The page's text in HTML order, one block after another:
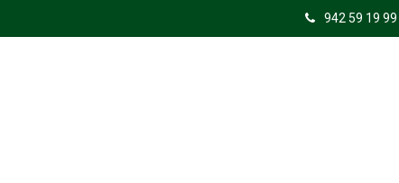
942 59 19 99